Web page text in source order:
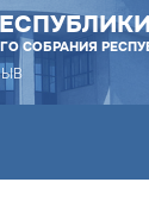
СОБРАНИЯ